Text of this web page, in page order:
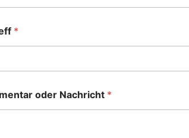
*
oder Nachricht *